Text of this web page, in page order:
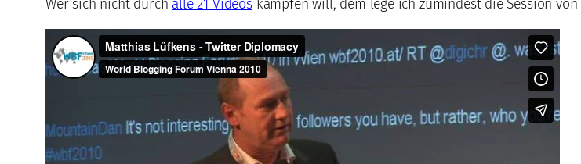
Wer sich nicht durch alle 21 Videoskämpfen will, dem lege ich zumindest die Session von